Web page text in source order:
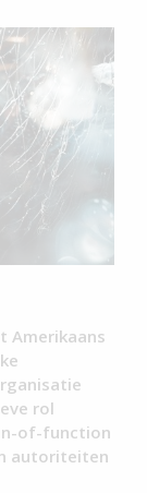
Amerikaans
rol
of-function
autoriteiten